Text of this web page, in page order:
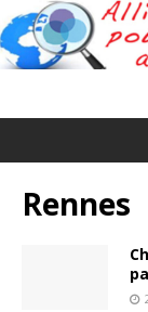
Rennes